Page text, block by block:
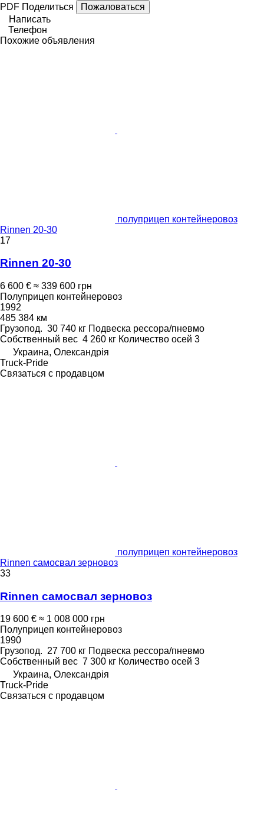
PDF Поделиться
Пожаловаться
Написать
Телефон
Похожие объявления
полуприцеп контейнеровоз
Rinnen 20-30
17
Rinnen 20-30
6 600 € ≈ 339 600 грн
Полуприцеп контейнеровоз
1992
485 384 км
Грузопод. 30 740 кг Подвеска рессора/пневмо
Собственный вес 4 260 кг Количество осей 3
Украина, Олександрія
Truck-Pride
Связаться с продавцом
полуприцеп контейнеровоз
Rinnen самосвал зерновоз
33
Rinnen самосвал зерновоз
19 600 € ≈ 1 008 000 грн
Полуприцеп контейнеровоз
1990
Грузопод. 27 700 кг Подвеска рессора/пневмо
Собственный вес 7 300 кг Количество осей 3
Украина, Олександрія
Truck-Pride
Связаться с продавцом